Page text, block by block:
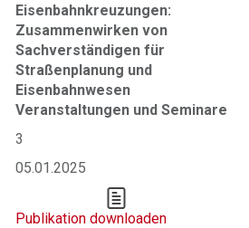
Eisenbahnkreuzungen:
Zusammenwirken von
Sachverständigen für
Straßenplanung und
Eisenbahnwesen
Veranstaltungen und Seminare
3
05.01.2025
Publikation downloaden